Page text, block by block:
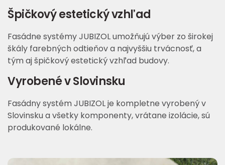
Špičkový estetický vzhľad
Fasádne systémy JUBIZOL umožňujú výber zo širokej
škály farebných odtieňov a najvyššiu trvácnosť, a
tým aj špičkový estetický vzhľad budovy.
Vyrobené v Slovinsku
Fasádny systém JUBIZOL je kompletne vyrobený v
Slovinsku a všetky komponenty, vrátane izolácie, sú
produkované lokálne.